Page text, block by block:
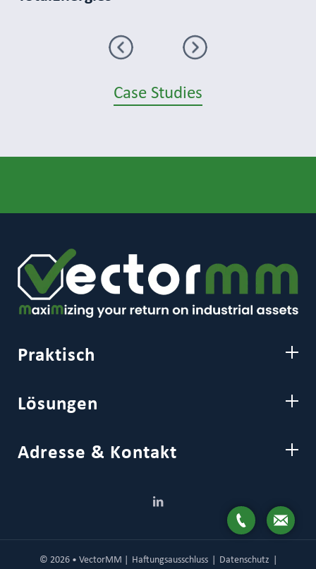
Weiter
Case Studies
Praktisch
Lösungen
Adresse & Kontakt
© 2026 • VectorMM | Haftungsausschluss Datenschutz